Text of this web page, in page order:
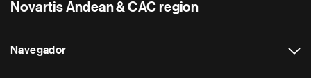
Novartis Andean & CAC region
Navegador